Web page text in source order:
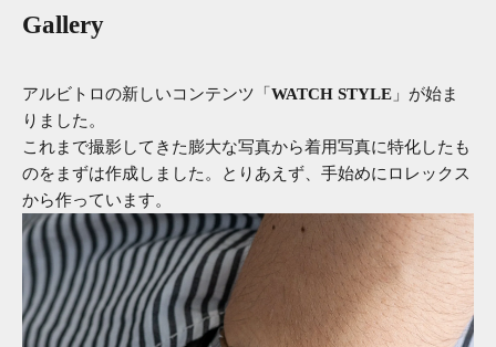
Gallery
アルビトロの新しいコンテンツ「 WATCH STYLE 」が始ま
りました。
これまで撮影してきた膨大な写真から着用写真に特化したも
のをまずは作成しました。とりあえず、手始めにロレックス
から作っています。